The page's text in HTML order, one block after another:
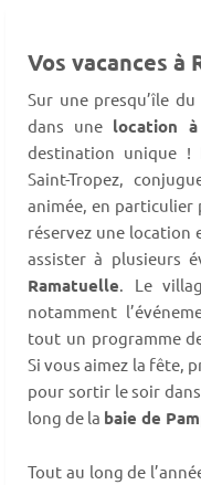
Vos vacances à
Sur une presqu’île
dans une location
destination unique !
Saint-Tropez,
animée, en particulier
réservez une location
assister à plusieurs
Ramatuelle. Le
notamment
tout un programme
Si vous aimez la fête,
pour sortir le soir
long de la baie de
Tout au long de